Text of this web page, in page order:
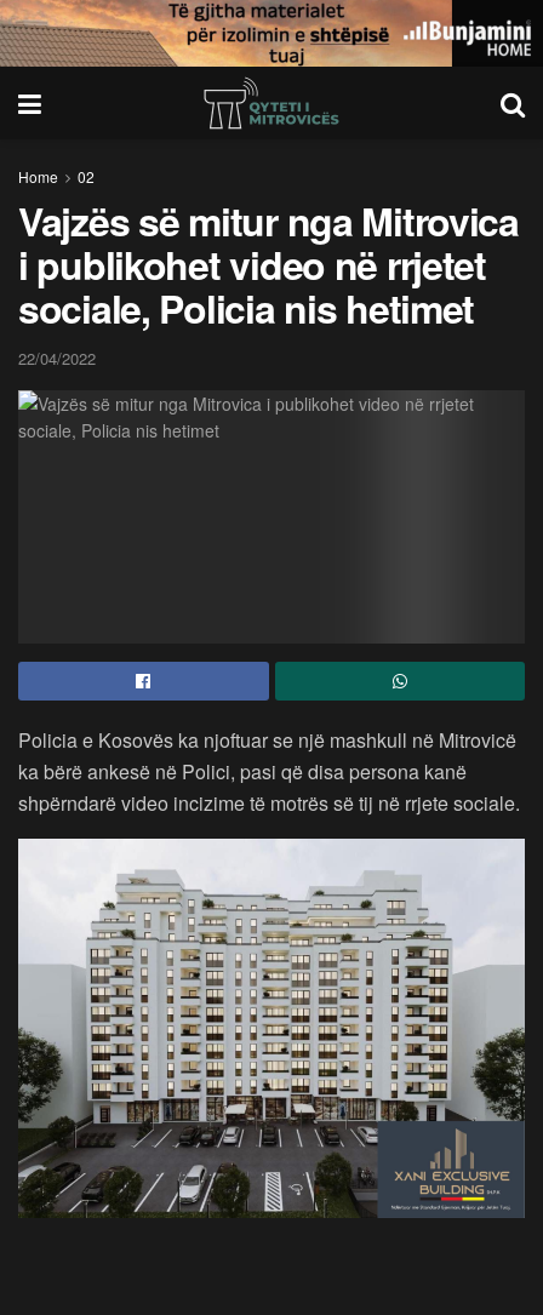
Home 02
Vajzës së mitur nga Mitrovica
i publikohet video në rrjetet
sociale, Policia nis hetimet
22/04/2022
Policia e Kosovës ka njoftuar se një mashkull në Mitrovicë
ka bërë ankesë në Polici, pasi që disa persona kanë
shpërndarë video incizime të motrës së tij në rrjete sociale.